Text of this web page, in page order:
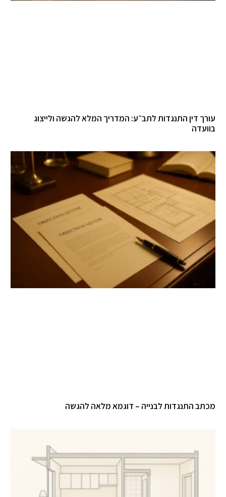
דין התנגדות לתב״ע: המדריך המלא להגשה ולייצוג
התנגדות לבנייה – דוגמא מלאה להגשה